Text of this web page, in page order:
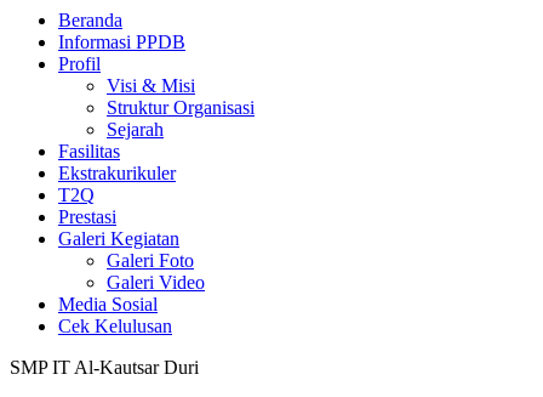
Beranda
Informasi PPDB
Profil
Visi & Misi
Struktur Organisasi
Sejarah
Fasilitas
Ekstrakurikuler
T2Q
Prestasi
Galeri Kegiatan
Galeri Foto
Galeri Video
Media Sosial
Cek Kelulusan
SMP IT Al-Kautsar Duri